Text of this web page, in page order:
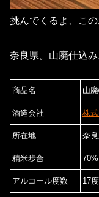
挑んでくるよ、この
奈良県。山廃仕込み
商品名 山
酒造会社 株
所在地 奈
精米歩合 70%
アルコール度数 17度